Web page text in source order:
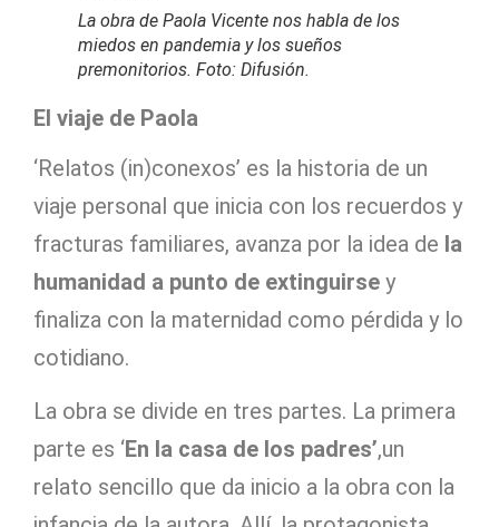
La obra de Paola Vicente nos habla de los
miedos en pandemia y los sueños
premonitorios. Foto: Difusión.
El viaje de Paola
‘Relatos (in)conexos’ es la historia de un
viaje personal que inicia con los recuerdos y
fracturas familiares, avanza por la idea de la
humanidad a punto de extinguirse y
finaliza con la maternidad como pérdida y lo
cotidiano.
La obra se divide en tres partes. La primera
parte es ‘En la casa de los padres’,un
relato sencillo que da inicio a la obra con la